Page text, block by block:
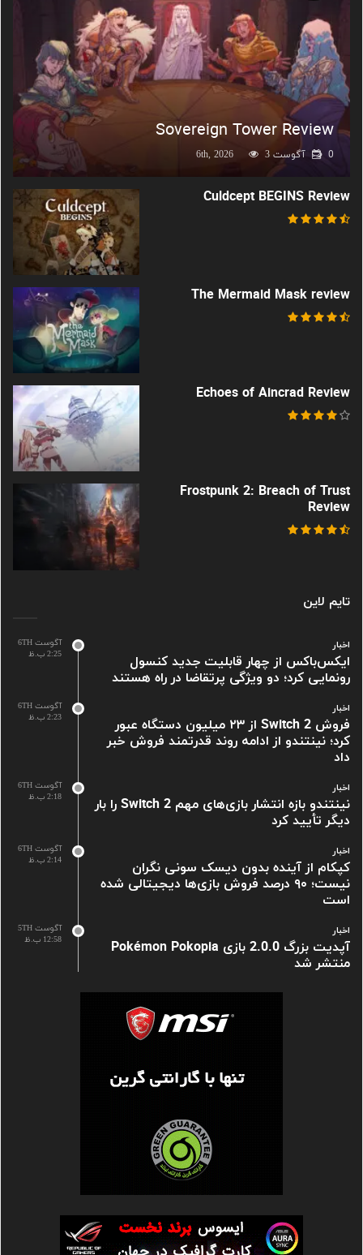
Sovereign Tower Review
آگوست 6th, 2026 3 0
Culdcept BEGINS Review
The Mermaid Mask review
Echoes of Aincrad Review
Frostpunk 2: Breach of Trust
Review
تایم لاین
آگوست 6TH
2:25 ب.ظ
اخبار
ایکس‌باکس از چهار قابلیت جدید کنسول
رونمایی کرد؛ دو ویژگی پرتقاضا در راه هستند
آگوست 6TH
2:23 ب.ظ
اخبار
فروش Switch 2 از ۲۳ میلیون دستگاه عبور
کرد؛ نینتندو از ادامه روند قدرتمند فروش خبر
داد
آگوست 6TH
2:18 ب.ظ
اخبار
نینتندو بازه انتشار بازی‌های مهم Switch 2 را بار
دیگر تأیید کرد
آگوست 6TH
2:14 ب.ظ
اخبار
کپکام از آینده بدون دیسک سونی نگران
نیست؛ ۹۰ درصد فروش بازی‌ها دیجیتالی شده
است
آگوست 5TH
12:58 ب.ظ
اخبار
آپدیت بزرگ 2.0.0 بازی Pokémon Pokopia
منتشر شد